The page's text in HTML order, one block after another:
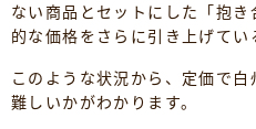
ない商品とセットにした「抱
的な価格をさらに引き上げてい
このような状況から、定価で
難しいかがわかります。